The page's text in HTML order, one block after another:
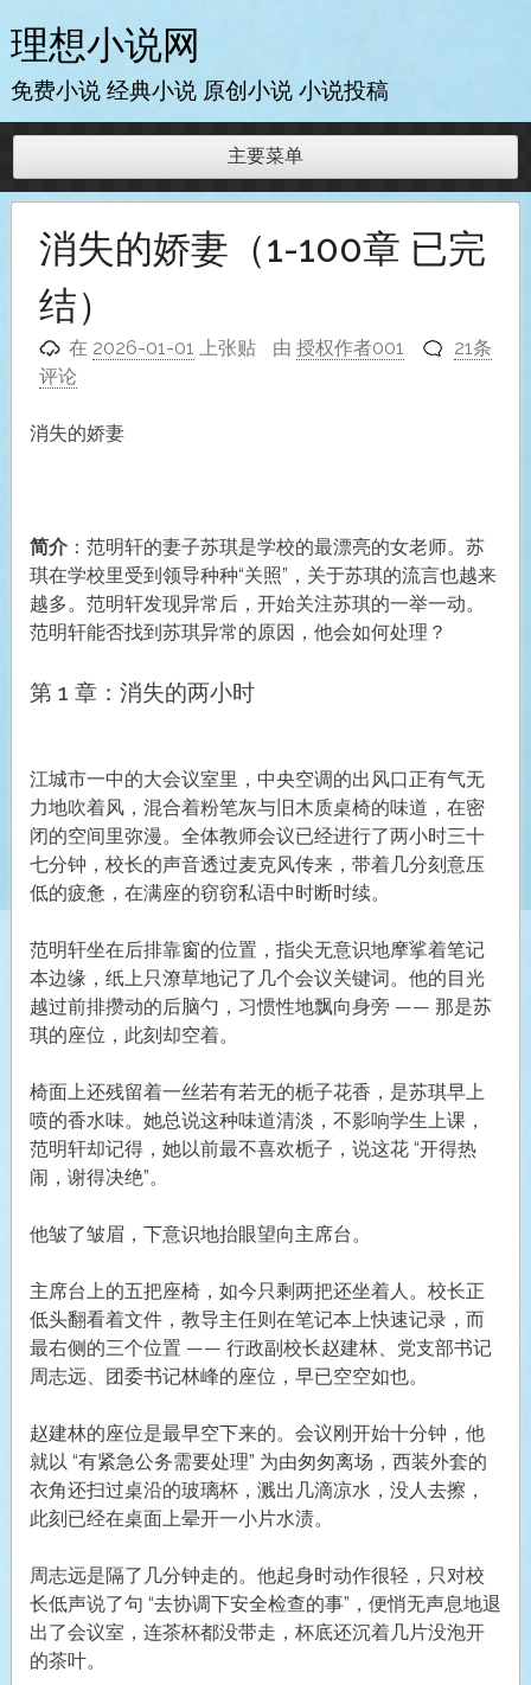
跳
至
内
理想小说网
免费小说 经典小说 原创小说 小说投稿
主要菜单
消失的娇妻（1-100章 已完
结）
在 2026-01-01 上张贴 由授权作者001
21条
评论
消失的娇妻
简介：范明轩的妻子苏琪是学校的最漂亮的女老师。苏
琪在学校里受到领导种种“关照”，关于苏琪的流言也越来
越多。范明轩发现异常后，开始关注苏琪的一举一动。
范明轩能否找到苏琪异常的原因，他会如何处理？
第 1 章：消失的两小时
江城市一中的大会议室里，中央空调的出风口正有气无
力地吹着风，混合着粉笔灰与旧木质桌椅的味道，在密
闭的空间里弥漫。全体教师会议已经进行了两小时三十
七分钟，校长的声音透过麦克风传来，带着几分刻意压
低的疲惫，在满座的窃窃私语中时断时续。
范明轩坐在后排靠窗的位置，指尖无意识地摩挲着笔记
本边缘，纸上只潦草地记了几个会议关键词。他的目光
越过前排攒动的后脑勺，习惯性地飘向身旁 —— 那是苏
琪的座位，此刻却空着。
椅面上还残留着一丝若有若无的栀子花香，是苏琪早上
喷的香水味。她总说这种味道清淡，不影响学生上课，
范明轩却记得，她以前最不喜欢栀子，说这花 “开得热
闹，谢得决绝”。
他皱了皱眉，下意识地抬眼望向主席台。
主席台上的五把座椅，如今只剩两把还坐着人。校长正
低头翻看着文件，教导主任则在笔记本上快速记录，而
最右侧的三个位置 —— 行政副校长赵建林、党支部书记
周志远、团委书记林峰的座位，早已空空如也。
赵建林的座位是最早空下来的。会议刚开始十分钟，他
就以 “有紧急公务需要处理” 为由匆匆离场，西装外套的
衣角还扫过桌沿的玻璃杯，溅出几滴凉水，没人去擦，
此刻已经在桌面上晕开一小片水渍。
周志远是隔了几分钟走的。他起身时动作很轻，只对校
长低声说了句 “去协调下安全检查的事”，便悄无声息地退
出了会议室，连茶杯都没带走，杯底还沉着几片没泡开
的茶叶。